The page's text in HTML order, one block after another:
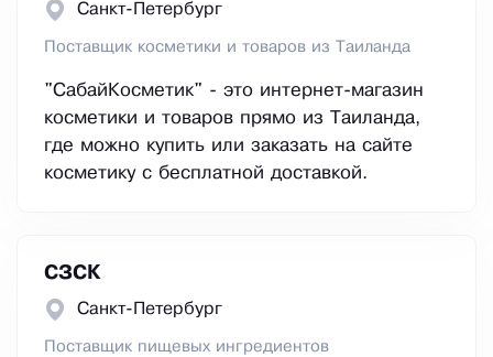
Санкт-Петербург
Поставщик косметики и товаров из Таиланда
"СабайКосметик" - это интернет-магазин
косметики и товаров прямо из Таиланда,
где можно купить или заказать на сайте
косметику с бесплатной доставкой.
СЗСК
Санкт-Петербург
Поставщик пищевых ингредиентов